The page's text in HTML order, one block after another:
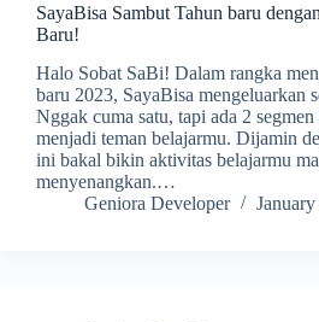
SayaBisa Sambut Tahun baru
Baru!
Halo Sobat SaBi! Dalam rangka
baru 2023, SayaBisa mengeluarkan
Nggak cuma satu, tapi ada 2
menjadi teman belajarmu. Dijamin
ini bakal bikin aktivitas belajarmu
menyenangkan.…
Geniora Developer